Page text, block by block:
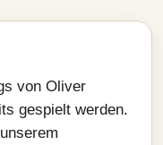
von Oliver
gespielt werden.